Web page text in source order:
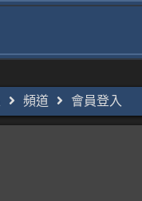
頻道 會員登入